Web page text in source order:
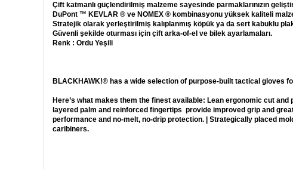
Çift katmanlı güçlendirilmiş malzeme sayesinde parmaklarınızın
DuPont ™ KEVLAR ® ve NOMEX ® kombinasyonu yüksek kaliteli
Stratejik olarak yerleştirilmiş kalıplanmış köpük ya da sert kabuklu
Güvenli şekilde oturması için çift arka-of-el ve bilek ayarlamaları.
Renk : Ordu Yeşili
BLACKHAWK!® has a wide selection of purpose-built tactical gloves
Here’s what makes them the finest available: Lean ergonomic cut
layered palm and reinforced fingertips provide improved grip and
performance and no-melt, no-drip protection. | Strategically placed
caribiners.